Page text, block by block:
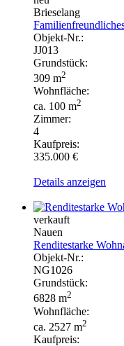
Brieselang
Objekt-Nr.:
JJ013
Grundstück:
309 m2
Wohnfläche:
ca. 100 m2
Zimmer:
4
Kaufpreis:
335.000 €
Details anzeigen
verkauft
Nauen
Renditestarke
Objekt-Nr.:
NG1026
Grundstück:
6828 m2
Wohnfläche:
ca. 2527 m2
Kaufpreis: